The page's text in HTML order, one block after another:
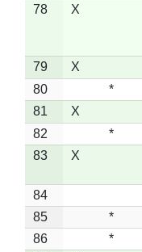
78 X
79 X
80
*
81
X
82
*
83
X
84
85
*
86
*